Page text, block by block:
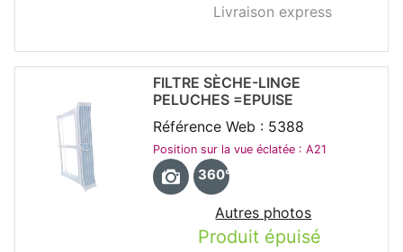
Livraison express
Produit épuisé
FILTRE SÈCHE-LINGE
PELUCHES =EPUISE
Référence Web : 5388
Position sur la vue éclatée : A21
360°
Autres photos